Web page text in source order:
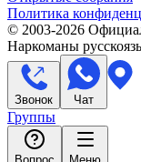
Политика
© 2003-2026
Наркоманы
Звонок Чат
Группы